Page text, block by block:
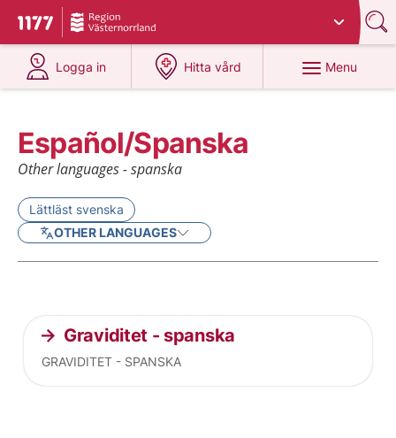
To start page for 1177
Du har valt region
Logga in
at 1177.se
Hitta vård
at 1177.se
Menu
Español/Spanska
Other languages - spanska
Lättläst svenska
OTHER LANGUAGES
Current articles
Graviditet - spanska
GRAVIDITET - SPANSKA